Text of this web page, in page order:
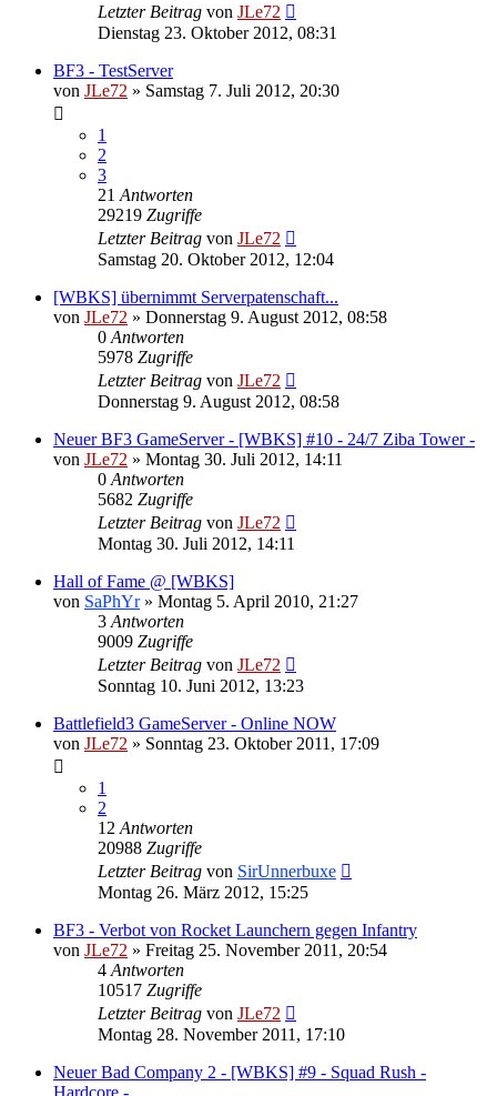
Letzter Beitrag von JLe72
Dienstag 23. Oktober 2012, 08:31
BF3 - TestServer
von JLe72 » Samstag 7. Juli 2012, 20:30
1
2
3
21 Antworten
29219 Zugriffe
Letzter Beitrag von JLe72
Samstag 20. Oktober 2012, 12:04
[WBKS] übernimmt Serverpatenschaft...
von JLe72 » Donnerstag 9. August 2012, 08:58
0 Antworten
5978 Zugriffe
Letzter Beitrag von JLe72
Donnerstag 9. August 2012, 08:58
Neuer BF3 GameServer - [WBKS] #10 - 24/7 Ziba Tower -
von JLe72 » Montag 30. Juli 2012, 14:11
0 Antworten
5682 Zugriffe
Letzter Beitrag von JLe72
Montag 30. Juli 2012, 14:11
Hall of Fame @ [WBKS]
von SaPhYr» Montag 5. April 2010, 21:27
3 Antworten
9009 Zugriffe
Letzter Beitrag von JLe72
Sonntag 10. Juni 2012, 13:23
Battlefield3 GameServer - Online NOW
von JLe72 » Sonntag 23. Oktober 2011, 17:09
1
2
12 Antworten
20988 Zugriffe
Letzter Beitrag von SirUnnerbuxe
Montag 26. März 2012, 15:25
BF3 - Verbot von Rocket Launchern gegen Infantry
von JLe72 » Freitag 25. November 2011, 20:54
4 Antworten
10517 Zugriffe
Letzter Beitrag von JLe72
Montag 28. November 2011, 17:10
Neuer Bad Company 2 - [WBKS] #9 - Squad Rush -
Hardcore -